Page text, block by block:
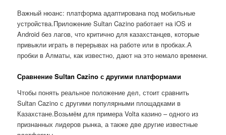
Важный нюанс: платформа адаптирована под мобильные
устройства.Приложение Sultan Cazino работает на iOS и
Android без лагов, что критично для казахстанцев, которые
привыкли играть в перерывах на работе или в пробках.А
пробки в Алматы, как известно, дают на это немало времени.
Сравнение Sultan Cazino с другими платформами
Чтобы понять реальное положение дел, стоит сравнить
Sultan Cazino с другими популярными площадками в
Казахстане.Возьмём для примера Volta казино – одного из
признанных лидеров рынка, а также две другие известные